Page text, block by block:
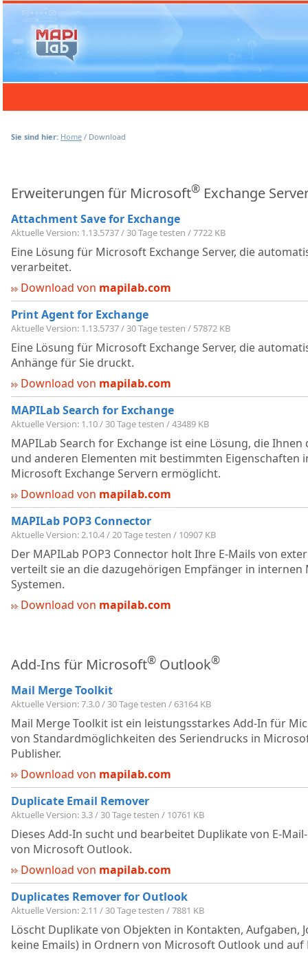
Sie sind hier: Home / Download
Erweiterungen für Microsoft® Exchange
Attachment Save for Exchange
Aktuelle Version: 1.13.5737 / 30 Tage testen / 7722 KB
Eine Lösung für Microsoft Exchange Server, die
verarbeitet.
Download von mapilab.com
Print Agent for Exchange
Aktuelle Version: 1.13.5737 / 30 Tage testen / 57872 KB
Eine Lösung für Microsoft Exchange Server, die
Anhänge für Sie druckt.
Download von mapilab.com
MAPILab Search for Exchange
Aktuelle Version: 1.10 / 30 Tage testen / 43489 KB
MAPILab Search for Exchange ist eine Lösung, die
und anderen Elementen mit bestimmten Eigenschaften
Microsoft Exchange Servern ermöglicht.
Download von mapilab.com
MAPILab POP3 Connector
Aktuelle Version: 2.10.4 / 20 Tage testen / 10907 KB
Der MAPILab POP3 Connector holt Ihre E-Mails von
verteilt sie an die dazugehörigen Empfänger in internen
Systemen.
Download von mapilab.com
Add-Ins für Microsoft® Outlook®
Mail Merge Toolkit
Aktuelle Version: 7.3.0 / 30 Tage testen / 63164 KB
Mail Merge Toolkit ist ein leistungsstarkes Add-In für
von Standardmöglichkeiten des Seriendrucks in
Publisher.
Download von mapilab.com
Duplicate Email Remover
Aktuelle Version: 3.3 / 30 Tage testen / 10761 KB
Dieses Add-In sucht und bearbeitet Duplikate von E-
von Microsoft Outlook.
Download von mapilab.com
Duplicates Remover for Outlook
Aktuelle Version: 2.11 / 30 Tage testen / 7881 KB
Löscht Duplikate von Objekten in Kontakten, Aufgaben,
keine Emails) in Ordnern von Microsoft Outlook und auf